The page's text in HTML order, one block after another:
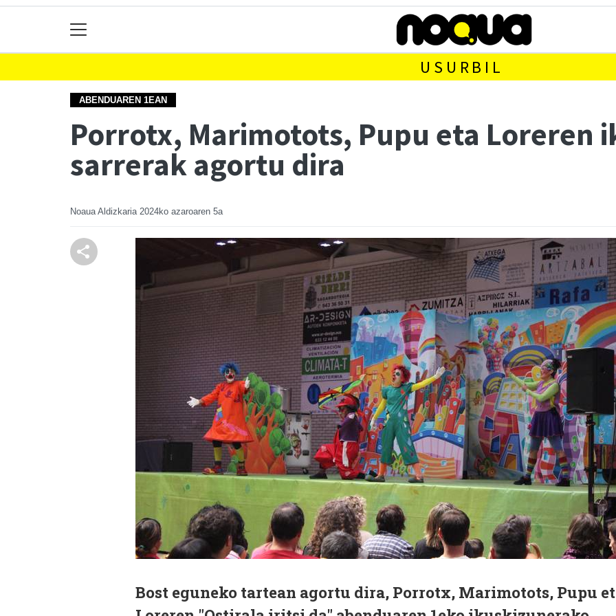
USURBIL
ABENDUAREN 1EAN
Porrotx, Marimotots, Pupu eta Loreren
sarrerak agortu dira
Noaua Aldizkaria 2024ko azaroaren 5a
Bost eguneko tartean agortu dira, Porrotx, Marimotots, Pupu